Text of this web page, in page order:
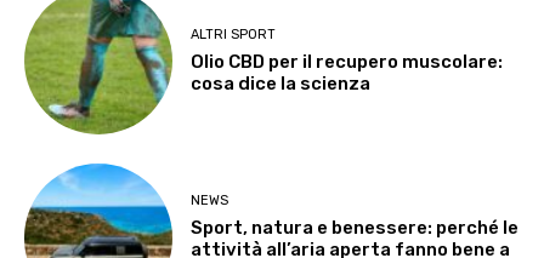
ALTRI SPORT
Olio CBD per il recupero muscolare:
cosa dice la scienza
NEWS
Sport, natura e benessere: perché le
attività all’aria aperta fanno bene a